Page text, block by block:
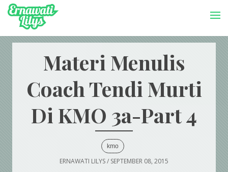
-->
Materi Menulis
Coach Tendi Murti
Di KMO 3a-Part 4
kmo
ERNAWATI LILYS/ SEPTEMBER 08, 2015